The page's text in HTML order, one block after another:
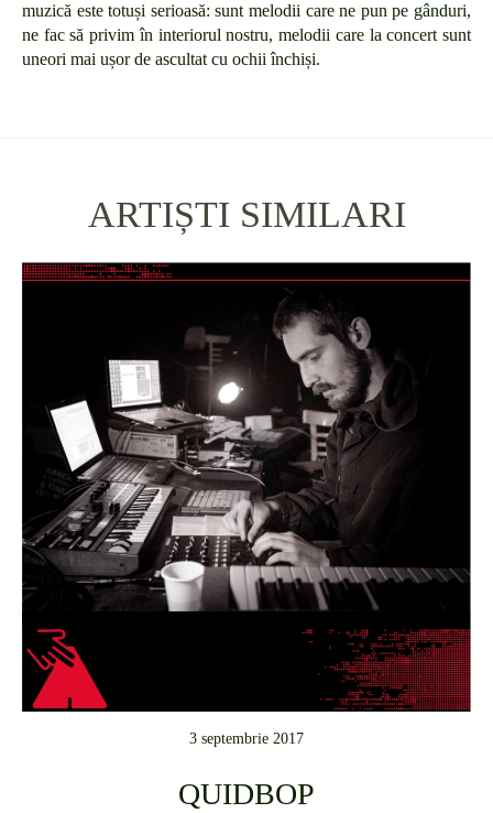
muzică este totuși serioasă: sunt melodii care ne pun pe gânduri,
ne fac să privim în interiorul nostru, melodii care la concert sunt
uneori mai ușor de ascultat cu ochii închiși.
ARTIȘTI SIMILARI
3 septembrie 2017
QUIDBOP